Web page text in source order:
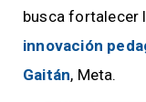
busca fortalecer
innovación
Gaitán, Meta.